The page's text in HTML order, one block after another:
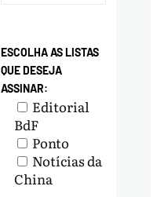
ESCOLHA AS LISTAS
QUE DESEJA
ASSINAR:
Editorial
BdF
Ponto
Notícias da
China